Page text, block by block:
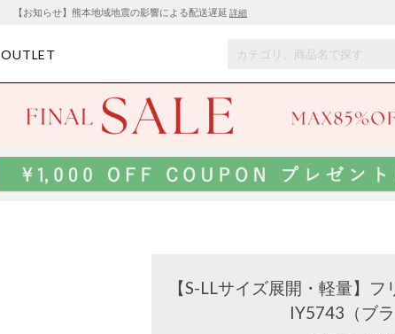
【お知らせ】熊本地域地震の影響による配送遅延 詳細
OUTLET
【S-LLサイズ展開・軽量】
IY5743（ブラ